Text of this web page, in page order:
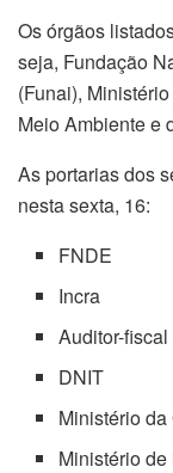
Os órgãos
seja, Fundação
(Funai),
Meio Ambiente e
As portarias dos
nesta sexta, 16:
FNDE
Incra
Auditor-
DNIT
Ministério da
Ministério